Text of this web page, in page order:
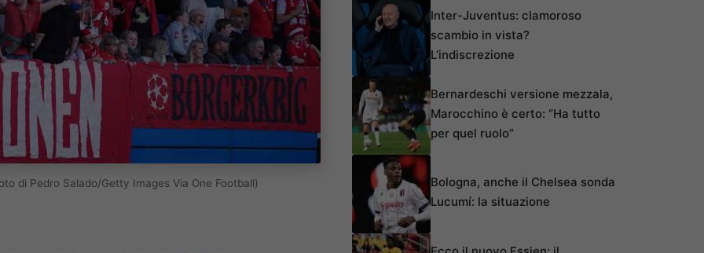
di Pedro Salado/Getty Images Via One Football)
Inter-Juventus: clamoroso
scambio in vista?
L’indiscrezione
Bernardeschi versione mezzala,
Marocchino è certo: “Ha tutto
per quel ruolo”
Bologna, anche il Chelsea sonda
Lucumí: la situazione